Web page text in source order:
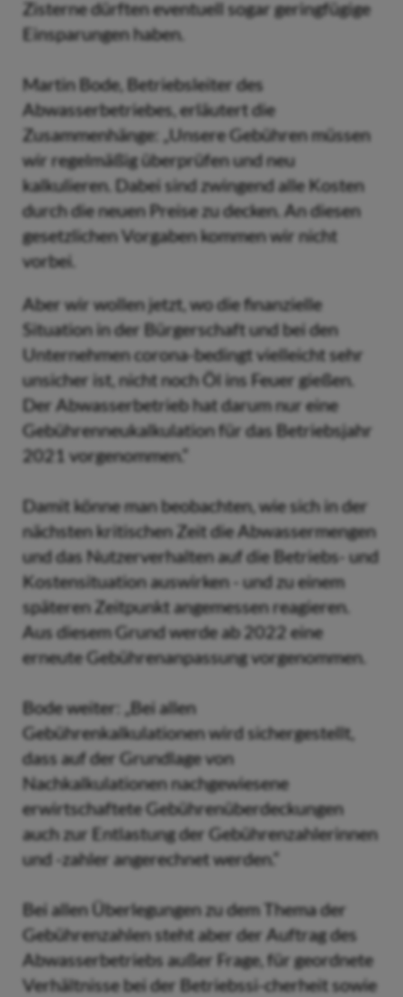
Zisterne dürften eventuell sogar geringfügige
Einsparungen haben.
Martin Bode, Betriebsleiter des
Abwasserbetriebes, erläutert die
Zusammenhänge: „Unsere Gebühren müssen
wir regelmäßig überprüfen und neu
kalkulieren. Dabei sind zwingend alle Kosten
durch die neuen Preise zu decken. An diesen
gesetzlichen Vorgaben kommen wir nicht
vorbei.
Aber wir wollen jetzt, wo die finanzielle
Situation in der Bürgerschaft und bei den
Unternehmen corona-bedingt vielleicht sehr
unsicher ist, nicht noch Öl ins Feuer gießen.
Der Abwasserbetrieb hat darum nur eine
Gebührenneukalkulation für das Betriebsjahr
2021 vorgenommen.“
Damit könne man beobachten, wie sich in der
nächsten kritischen Zeit die Abwassermengen
und das Nutzerverhalten auf die Betriebs- und
Kostensituation auswirken - und zu einem
späteren Zeitpunkt angemessen reagieren.
Aus diesem Grund werde ab 2022 eine
erneute Gebührenanpassung vorgenommen.
Bode weiter: „Bei allen
Gebührenkalkulationen wird sichergestellt,
dass auf der Grundlage von
Nachkalkulationen nachgewiesene
erwirtschaftete Gebührenüberdeckungen
auch zur Entlastung der Gebührenzahlerinnen
und -zahler angerechnet werden.“
Bei allen Überlegungen zu dem Thema der
Gebührenzahlen steht aber der Auftrag des
Abwasserbetriebs außer Frage, für geordnete
Verhältnisse bei der Betriebssi-cherheit sowie